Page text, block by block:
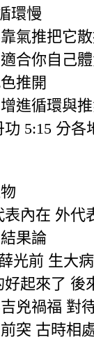
環慢
氣推把它
適合你自己
推開
進循環與
功 5:15 分各
表內在 外代
果論
光前 生大
好起來了 後
兇禍福 對
突 古時相